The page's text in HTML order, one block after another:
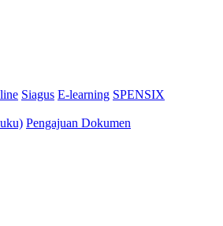
Siagus E-learning SPENSIX
Pengajuan Dokumen